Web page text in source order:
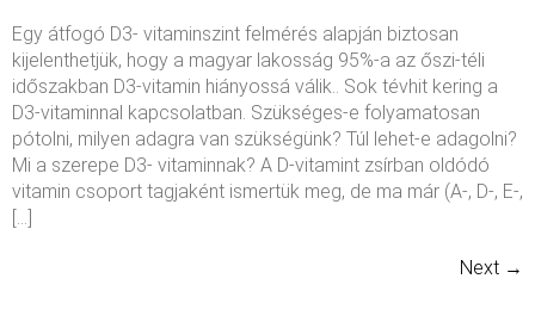
Egy átfogó D3- vitaminszint felmérés alapján biztosan
kijelenthetjük, hogy a magyar lakosság 95%-a az őszi-téli
időszakban D3-vitamin hiányossá válik.. Sok tévhit kering a
D3-vitaminnal kapcsolatban. Szükséges-e folyamatosan
pótolni, milyen adagra van szükségünk? Túl lehet-e adagolni?
Mi a szerepe D3- vitaminnak? A D-vitamint zsírban oldódó
vitamin csoport tagjaként ismertük meg, de ma már (A-, D-, E-,
[…]
Next →